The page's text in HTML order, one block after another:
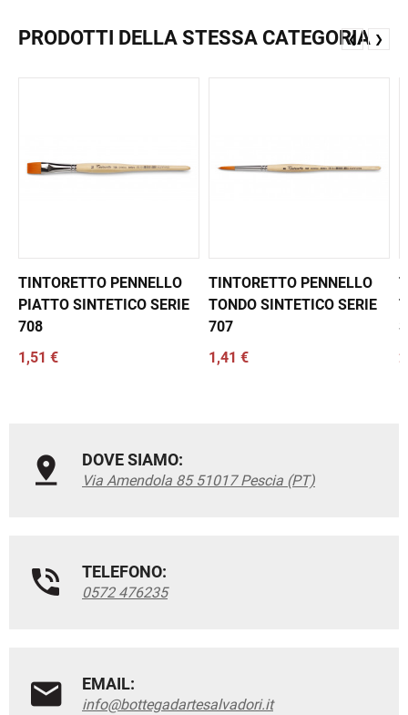
PRODOTTI DELLA STESSA CATEGORIA
TINTORETTO PENNELLO
PIATTO SINTETICO SERIE
708
1,51 €
TINTORETTO PENNELLO
TONDO SINTETICO SERIE
707
1,41 €
❮ ❯
DOVE SIAMO:
Via Amendola 85 51017 Pescia (PT)
TELEFONO:
0572 476235
EMAIL:
info@bottegadartesalvadori.it